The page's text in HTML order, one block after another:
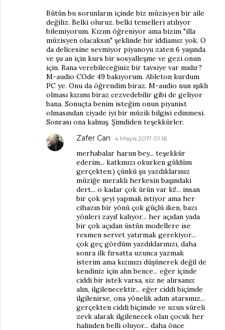
Bütün bu sorunların içinde biz müzisyen bir aile
değiliz. Belki oluruz. belki temelleri atılıyor
bilemiyorum. Kızım öğreniyor ama bizim "illa
müzisyen olacaksın" şeklinde bir iddiamız yok. O
da delicesine sevmiyor piyanoyu zaten 6 yaşında
ve şu an için kurs bir sosyalleşme ve gezi onun
için. Bana verebileceğiniz bir tavsiye var mıdır?
M-audio COde 49 bakıyorum. Ableton kurdum
PC ye. Onu da öğrendim biraz. M-audio nun ışıklı
olması kızımı biraz cezvedebilir gibi de geliyor
bana. Sonuçta benim isteğim onun piyanist
olmasından ziyade iyi bir müzik bilgisi edinmesi.
Sonrası ona kalmış. Şimdiden teşekkürler.
Zafer Can 4 Mayıs 2017 01:16
merhabalar harun bey... teşekkür
ederim... katkınızı okurken güldüm
gerçekten:) çünkü şu yazdıklarınız
müziğe meraklı herkesin başındaki
dert... o kadar çok ürün var ki!... insan
bir çok şeyi yapmak istiyor ama her
cihazın bir yönü çok güçlü iken, bazı
yönleri zayıf kalıyor... her açıdan yada
bir çok açıdan üstün modellere ise
resmen servet yatırmak gerekiyor...
çok geç gördüm yazdıklarınızı, daha
sonra ilk fırsatta uzunca yazmak
isterim ama kızınızı düşünerek değil de
kendiniz için alın bence... eğer içinde
ciddi bir istek varsa, siz ne alırsanız
alın, ilgilenecektir... eğer ciddi biçimde
ilgilenirse, ona yönelik adım atarsınız...
gerçekten ciddi biçimde ve uzun süreli
zevk alarak ilgilenecek olan çocuk her
halinden belli oluyor... daha önce